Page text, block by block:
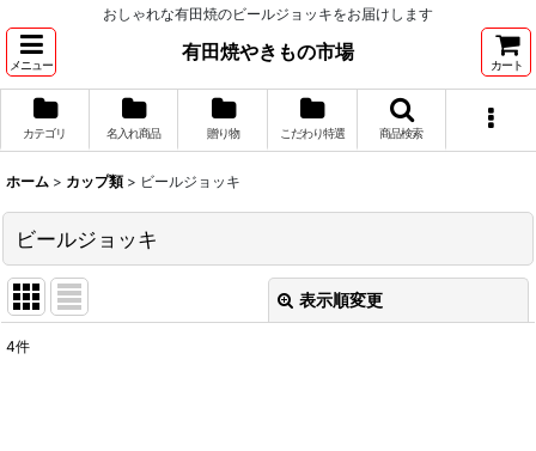
おしゃれな有田焼のビールジョッキをお届けします
メニュー
有田焼やきもの市場
カート
カテゴリ 名入れ商品 贈り物 こだわり特選 商品検索
ホーム > カップ類 > ビールジョッキ
ビールジョッキ
表示順変更
4件